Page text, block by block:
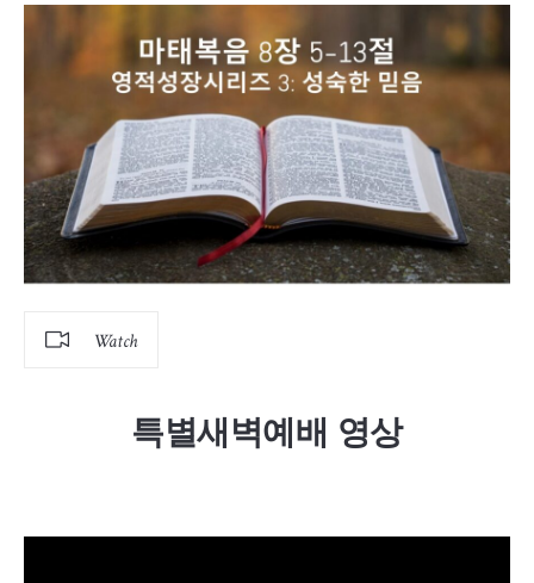
Watch
특별새벽예배 영상